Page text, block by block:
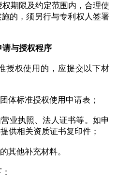
期限及约定范围内，合理使
的，须另行与专利权人签署
请与授权程序
授权使用的，应提交以下材
体标准授权使用申请表；
营业执照、法人证书等。如申
供相关资质证书复印件；
其他补充材料。